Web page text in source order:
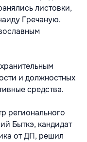
листовки,
Гречаную.
и должностных
средства.
регионального
Быткэ, кандидат
от ДП, решил